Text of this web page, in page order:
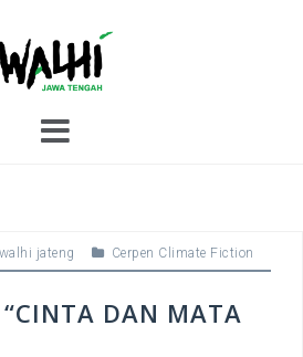
walhi jateng Cerpen Climate Fiction
DAN MATA